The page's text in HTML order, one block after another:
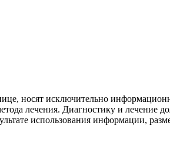
носят исключительно
лечения. Диагностику и лечение
использования информации,